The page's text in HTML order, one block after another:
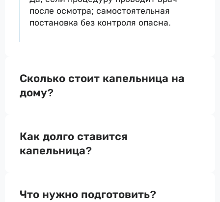
после осмотра; самостоятельная
постановка без контроля опасна.
Сколько стоит капельница на
дому?
Как долго ставится
капельница?
Что нужно подготовить?